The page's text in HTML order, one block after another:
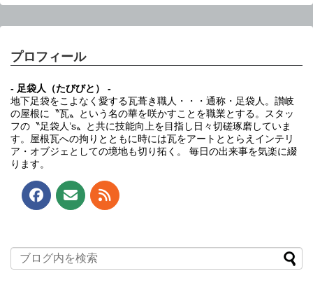
プロフィール
- 足袋人（たびびと） -
地下足袋をこよなく愛する瓦葺き職人・・・通称・足袋人。讃岐
の屋根に〝瓦〟という名の華を咲かすことを職業とする。スタッ
フの〝足袋人’s〟と共に技能向上を目指し日々切磋琢磨していま
す。屋根瓦への拘りとともに時には瓦をアートととらえインテリ
ア・オブジェとしての境地も切り拓く。 毎日の出来事を気楽に綴
ります。